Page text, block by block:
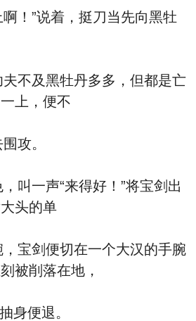
！”说着，挺刀当先向黑牡
不及黑牡丹多多，但都是亡
上，便不
攻。
叫一声“来得好！”将宝剑出
头的单
宝剑便切在一个大汉的手腕
被削落在地，
身便退。